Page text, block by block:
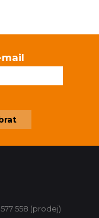
mail
558 (prodej)